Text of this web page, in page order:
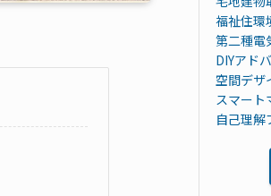
福祉住環
第二種電
DIYアド
空間デ
スマート
自己理解